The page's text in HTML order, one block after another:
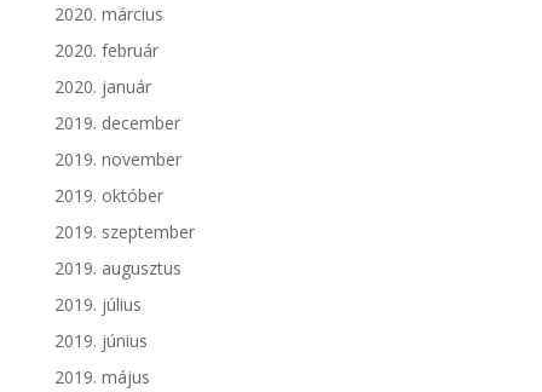
2020. március
2020. február
2020. január
2019. december
2019. november
2019. október
2019. szeptember
2019. augusztus
2019. július
2019. június
2019. május